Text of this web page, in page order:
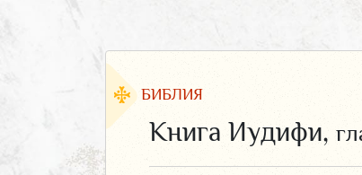
БИБЛИЯ
Книга Иудифи,